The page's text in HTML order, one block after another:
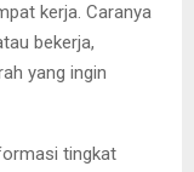
kerja. Caranya
bekerja,
yang ingin
tingkat